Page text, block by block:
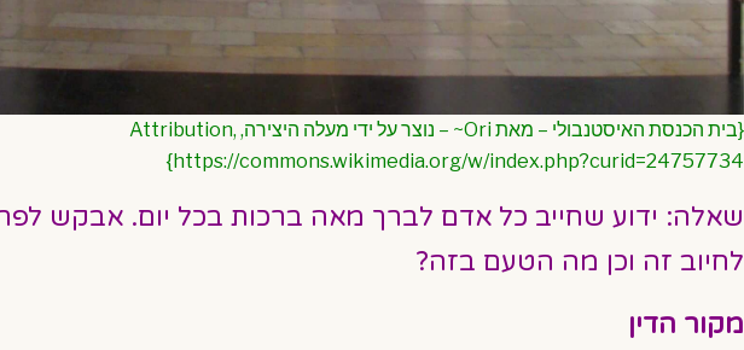
{בית הכנסת האיסטנבולי – מאת Ori~ – נוצר על ידי מעלה היצירה, Attribution,
https://commons.wikimedia.org/w/index.php?curid=24757734}
שאלה: ידוע שחייב כל אדם לברך מאה ברכות בכל יום. אבקש
לחיוב זה וכן מה הטעם בזה?
מקור הדין